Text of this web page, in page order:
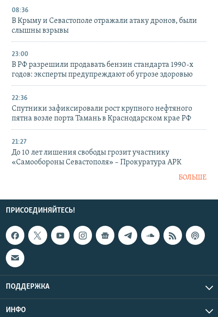
08:36
В Крыму и Севастополе отражали атаку дронов, были
слышны взрывы
23:00
В РФ разрешили продавать бензин стандарта 1990-х
годов: эксперты предупреждают об угрозе здоровью
22:36
Спутники зафиксировали рост крупного нефтяного
пятна возле порта Тамань в Краснодарском крае РФ
21:27
До 10 лет лишения свободы грозит участнику
«Самообороны Севастополя» – Прокуратура АРК
БОЛЬШЕ
ПРИСОЕДИНЯЙТЕСЬ!
ПОДДЕРЖКА
ИНФО